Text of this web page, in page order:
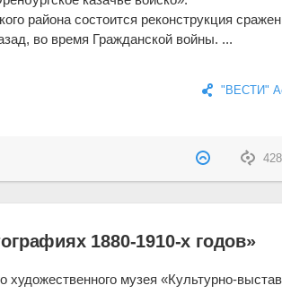
района состоится реконструкция
во время Гражданской войны. ...
"ВЕСТИ"
428
1880-1910-х годов»
художественного музея «Культурно-